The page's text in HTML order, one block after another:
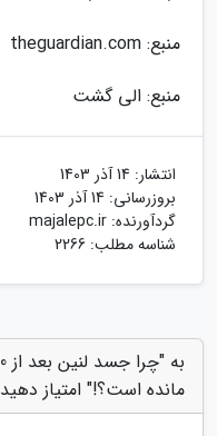
منبع: theguardian.com
منبع: الی گشت
انتشار: 14 آذر 1403
بروزرسانی: 14 آذر 1403
گردآورنده: majalepc.ir
شناسه مطلب: 2266
مانده است؟!" امتیاز دهید